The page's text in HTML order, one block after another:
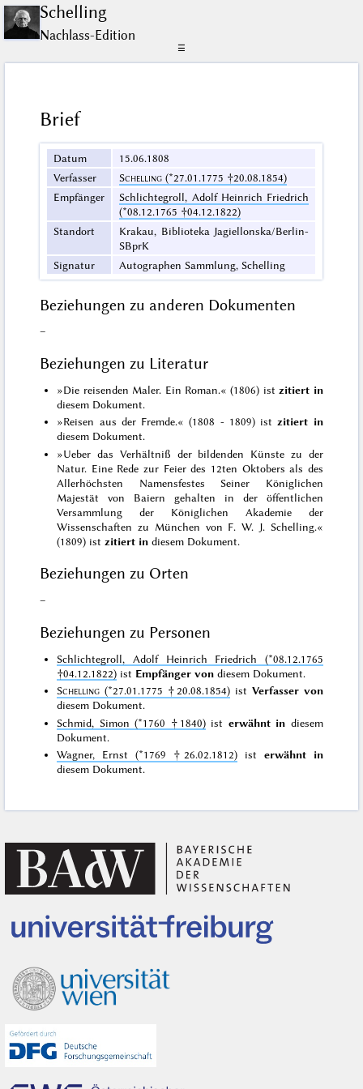
Schelling
Nachlass-Edition
☰
Brief
Datum
15.06.1808
Verfasser
Schelling (*27.01.1775 †20.08.1854)
Empfänger
Schlichtegroll, Adolf Heinrich Friedrich
(*08.12.1765 †04.12.1822)
Standort
Krakau, Biblioteka Jagiellonska/Berlin-
SBprK
Signatur
Autographen Sammlung, Schelling
Beziehungen zu anderen Dokumenten
–
Beziehungen zu Literatur
»Die reisenden Maler. Ein Roman.« (1806) istzitiert in
diesem Dokument.
»Reisen aus der Fremde.« (1808 - 1809) istzitiert in
diesem Dokument.
»Ueber das Verhältniß der bildenden Künste zu der
Natur. Eine Rede zur Feier des 12ten Oktobers als des
Allerhöchsten Namensfestes Seiner Königlichen
Majestät von Baiern gehalten in der öffentlichen
Versammlung der Königlichen Akademie der
Wissenschaften zu München von F. W. J. Schelling.«
(1809) istzitiert in diesem Dokument.
Beziehungen zu Orten
–
Beziehungen zu Personen
Schlichtegroll, Adolf Heinrich Friedrich (*08.12.1765
†04.12.1822) ist Empfänger von diesem Dokument.
Schelling (*27.01.1775 †20.08.1854)ist Verfasser von
diesem Dokument.
Schmid, Simon (*1760 †1840)ist erwähnt in diesem
Dokument.
Wagner, Ernst (*1769 †26.02.1812)ist erwähnt in
diesem Dokument.